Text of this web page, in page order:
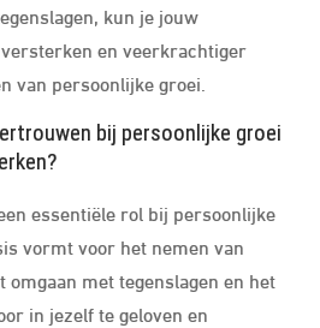
kun je jouw
en veerkrachtiger
van persoonlijke groei.
bij persoonlijke groei
essentiële rol bij persoonlijke
vormt voor het nemen van
omgaan met tegenslagen en het
in jezelf te geloven en